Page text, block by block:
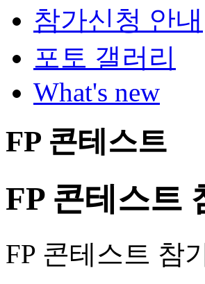
참가신청 안내
포토 갤러리
What's new
FP 콘테스트
FP 콘테스트
FP 콘테스트 참